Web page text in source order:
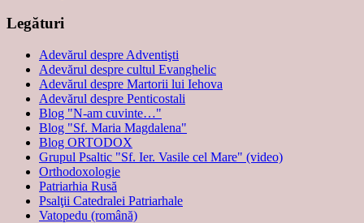
Legături
Adevărul despre Adventişti
Adevărul despre cultul Evanghelic
Adevărul despre Martorii lui Iehova
Adevărul despre Penticostali
Blog "N-am cuvinte…"
Blog "Sf. Maria Magdalena"
Blog ORTODOX
Grupul Psaltic "Sf. Ier. Vasile cel Mare" (video)
Orthodoxologie
Patriarhia Rusă
Psalţii Catedralei Patriarhale
Vatopedu (română)